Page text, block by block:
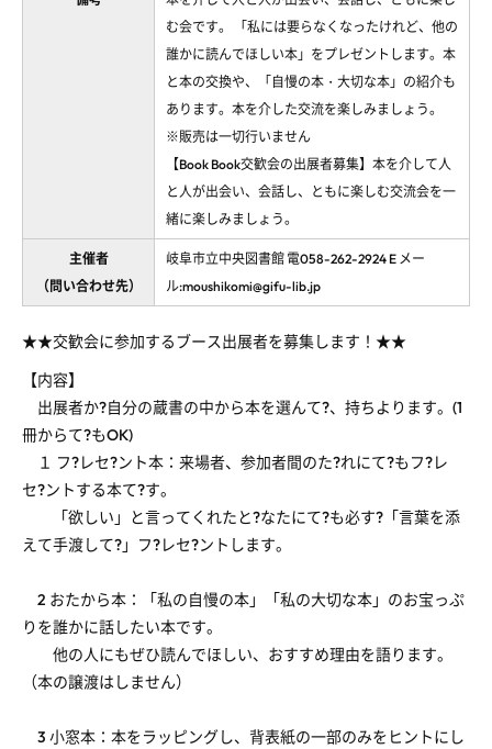
む会です。 「私には要らなくなったけれど、他の
誰かに読んでほしい本」をプレゼントします。本
と本の交換や、「自慢の本・大切な本」の紹介も
あります。本を介した交流を楽しみましょう。
※販売は一切行いません
【Book Book交歓会の出展者募集】本を介して人
と人が出会い、会話し、ともに楽しむ交流会を一
緒に楽しみましょう。
主催者
（問い合わせ先）
岐阜市立中央図書館 電058-262-2924 E メー
ル:moushikomi@gifu-lib.jp
★★交歓会に参加するブース出展者を募集します！★★
【内容】
出展者か?自分の蔵書の中から本を選んて?、持ちよります。(1
冊からて?もOK)
１ フ?レセ?ント本：来場者、参加者間のた?れにて?もフ?レ
セ?ントする本て?す。
「欲しい」と言ってくれたと?なたにて?も必す?「言葉を添
えて手渡して?」フ?レセ?ントします。
2 おたから本：「私の自慢の本」「私の大切な本」のお宝っぷ
りを誰かに話したい本です。
他の人にもぜひ読んでほしい、おすすめ理由を語ります。
（本の譲渡はしません）
3 小窓本：本をラッピングし、背表紙の一部のみをヒントにし